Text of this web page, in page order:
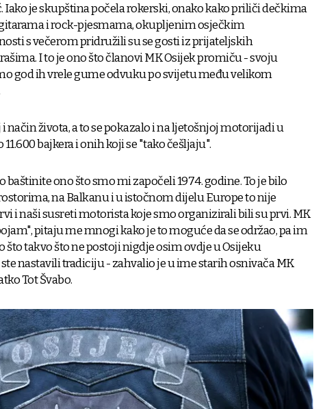
je skupština počela rokerski, onako kako priliči dečkima
i rock-pjesmama, okupljenim osječkim
s večerom pridružili su se gosti iz prijateljskih
I to je ono što članovi MK Osijek promiču - svoju
god ih vrele gume odvuku po svijetu među velikom
način života, a to se pokazalo i na ljetošnjoj motorijadi u
bajkera i onih koji se "tako češljaju".
baštinite ono što smo mi započeli 1974. godine. To je bilo
na Balkanu i u istočnom dijelu Europe to nije
i naši susreti motorista koje smo organizirali bili su prvi. MK
pitaju me mnogi kako je to moguće da se održao, pa im
što takvo što ne postoji nigdje osim ovdje u Osijeku
nastavili tradiciju - zahvalio je u ime starih osnivača MK
Tot Švabo.